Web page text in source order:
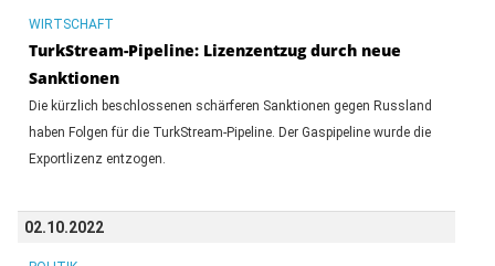
WIRTSCHAFT
TurkStream-Pipeline: Lizenzentzug durch neue
Sanktionen
Die kürzlich beschlossenen schärferen Sanktionen gegen Russland
haben Folgen für die TurkStream-Pipeline. Der Gaspipeline wurde die
Exportlizenz entzogen.
02.10.2022